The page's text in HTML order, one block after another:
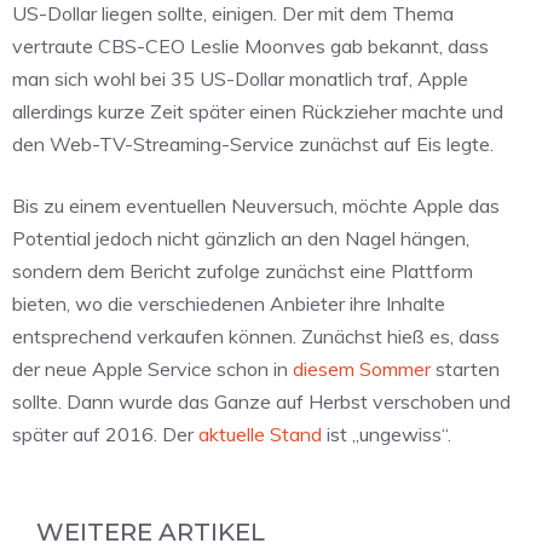
US-Dollar liegen sollte, einigen. Der mit dem Thema
vertraute CBS-CEO Leslie Moonves gab bekannt, dass
man sich wohl bei 35 US-Dollar monatlich traf, Apple
allerdings kurze Zeit später einen Rückzieher machte und
den Web-TV-Streaming-Service zunächst auf Eis legte.
Bis zu einem eventuellen Neuversuch, möchte Apple das
Potential jedoch nicht gänzlich an den Nagel hängen,
sondern dem Bericht zufolge zunächst eine Plattform
bieten, wo die verschiedenen Anbieter ihre Inhalte
entsprechend verkaufen können. Zunächst hieß es, dass
der neue Apple Service schon in diesem Sommerstarten
sollte. Dann wurde das Ganze auf Herbst verschoben und
später auf 2016. Deraktuelle Stand ist „ungewiss“.
WEITERE ARTIKEL